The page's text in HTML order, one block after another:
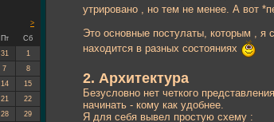
утрировано , но тем не менее. А вот
Это основные постулаты, которым , я
находится в разных состояниях
2. Архитектура
Безусловно нет четкого
начинать - кому как удобнее.
Я для себя вывел простую схему :
>
Пт
Сб
31
1
7
8
14
15
21
22
28
29